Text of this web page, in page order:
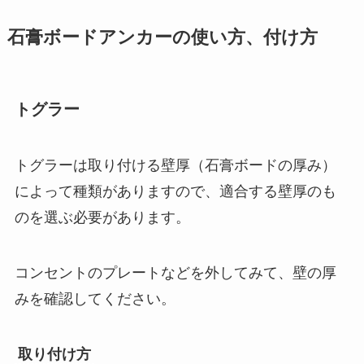
石膏ボードアンカーの使い方、付け方
トグラー
トグラーは取り付ける壁厚（石膏ボードの厚み）
によって種類がありますので、適合する壁厚のも
のを選ぶ必要があります。
コンセントのプレートなどを外してみて、壁の厚
みを確認してください。
取り付け方